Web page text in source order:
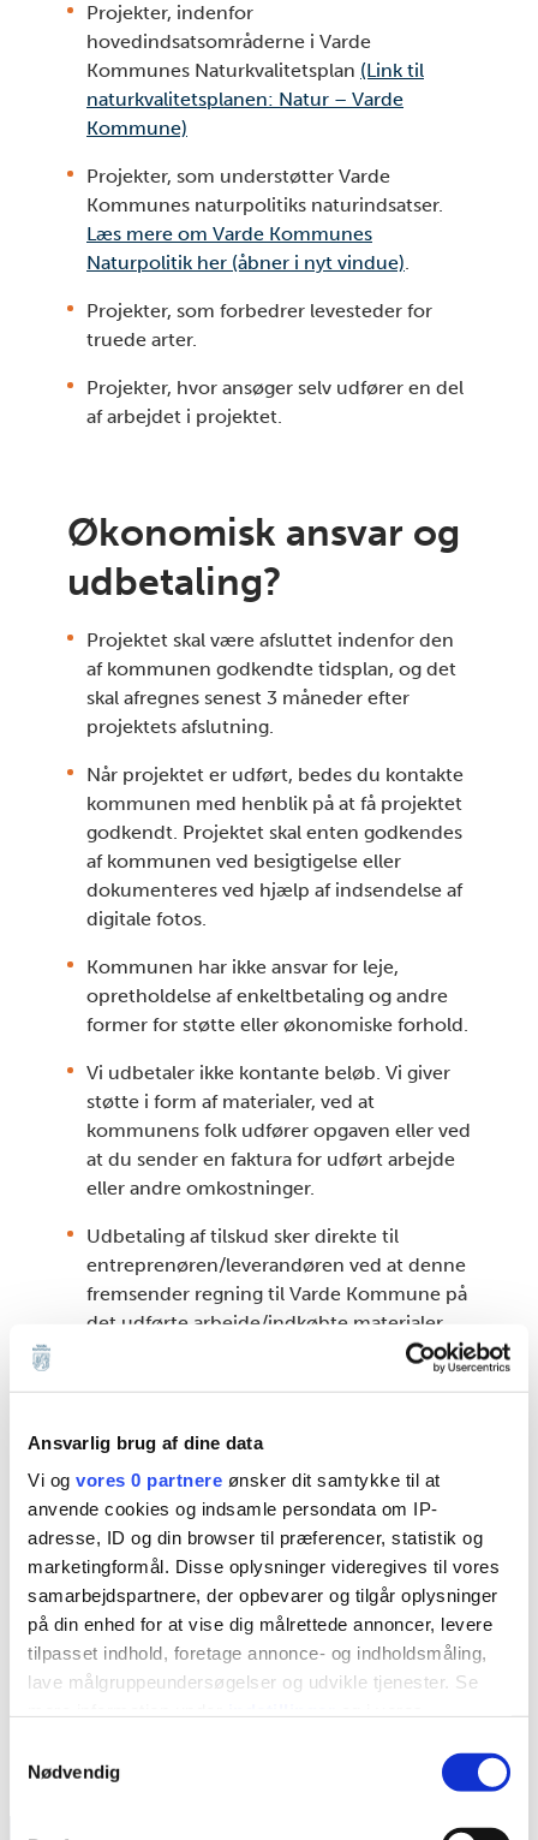
Ansvarlig brug af dine data
Vi og vores 0 partnere ønsker dit samtykke til at
anvende cookies og indsamle persondata om IP-
adresse, ID og din browser til præferencer, statistik og
marketingformål. Disse oplysninger videregives til vores
samarbejdspartnere, der opbevarer og tilgår oplysninger
på din enhed for at vise dig målrettede annoncer, levere
tilpasset indhold, foretage annonce- og indholdsmåling,
lave målgruppeundersøgelser og udvikle tjenester. Se
tilbage eller ændre indstillinger fra vores
"Cookiedeklaration", eller ved at trykke på "Privacy
Nødvendig
Projekter, indenfor
hovedindsatsområderne i Varde
Kommunes Naturkvalitetsplan (Link til
naturkvalitetsplanen: Natur – Varde
Kommune)
Projekter, som understøtter Varde
Kommunes naturpolitiks naturindsatser.
Læs mere om Varde Kommunes
Naturpolitik her (åbner i nyt vindue).
Projekter, som forbedrer levesteder for
truede arter.
Projekter, hvor ansøger selv udfører en del
af arbejdet i projektet.
Økonomisk ansvar og
udbetaling?
Projektet skal være afsluttet indenfor den
af kommunen godkendte tidsplan, og det
skal afregnes senest 3 måneder efter
projektets afslutning.
Når projektet er udført, bedes du kontakte
kommunen med henblik på at få projektet
godkendt. Projektet skal enten godkendes
af kommunen ved besigtigelse eller
dokumenteres ved hjælp af indsendelse af
digitale fotos.
Kommunen har ikke ansvar for leje,
opretholdelse af enkeltbetaling og andre
former for støtte eller økonomiske forhold.
Vi udbetaler ikke kontante beløb. Vi giver
støtte i form af materialer, ved at
kommunens folk udfører opgaven eller ved
at du sender en faktura for udført arbejde
eller andre omkostninger.
Udbetaling af tilskud sker direkte til
entreprenøren/leverandøren ved at denne
fremsender regning til Varde Kommune på
det udførte arbejde/indkøbte materialer
lydende på maksimalt det bevilligede
tilskud. Alternativt skal der vedlægges et
udbetales.
Der udbetales maksimalt det godkendte
beløb, som fremgår af den endelige
godkendte ansøgning. I tilfælde af, at det
udførte arbejde bliver billigere end ansøgt,
udbetales et beløb svarende til den
endelige regning.
tilskudsordninger